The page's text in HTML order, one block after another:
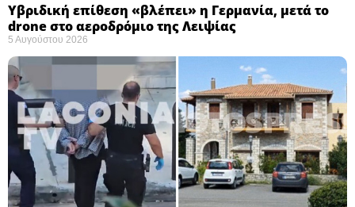
Υβριδική επίθεση «βλέπει» η Γερμανία, μετά το
drone στο αεροδρόμιο της Λειψίας
5 Αυγούστου 2026